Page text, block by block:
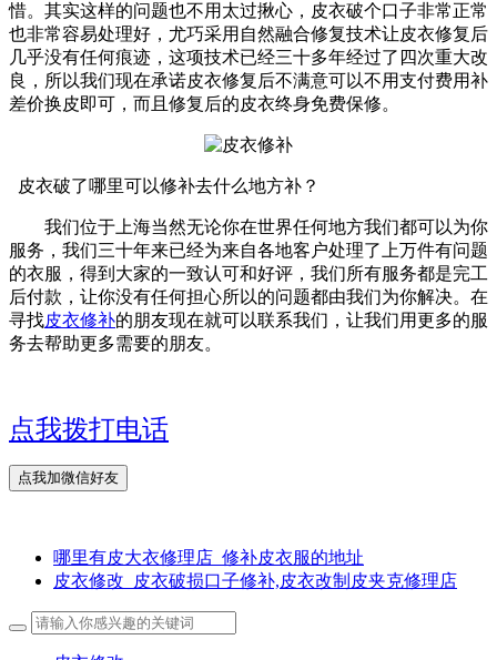
惜。其实这样的问题也不用太过揪心，皮衣破个口子非常正常
也非常容易处理好，尤巧采用自然融合修复技术让皮衣修复后
几乎没有任何痕迹，这项技术已经三十多年经过了四次重大改
良，所以我们现在承诺皮衣修复后不满意可以不用支付费用补
差价换皮即可，而且修复后的皮衣终身免费保修。
皮衣破了哪里可以修补去什么地方补？
我们位于上海当然无论你在世界任何地方我们都可以为你
服务，我们三十年来已经为来自各地客户处理了上万件有问题
的衣服，得到大家的一致认可和好评，我们所有服务都是完工
后付款，让你没有任何担心所以的问题都由我们为你解决。在
寻找皮衣修补的朋友现在就可以联系我们，让我们用更多的服
务去帮助更多需要的朋友。
点我拨打电话
哪里有皮大衣修理店_修补皮衣服的地址
皮衣修改_皮衣破损口子修补,皮衣改制皮夹克修理店